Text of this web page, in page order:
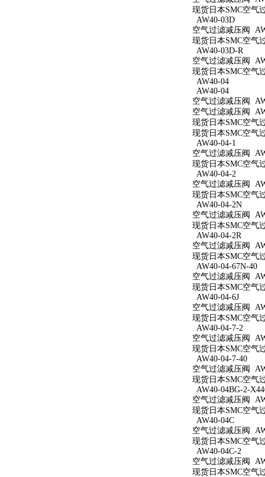
现货日本SMC空气
AW40-03D
空气过滤减压阀
现货日本SMC空气
AW40-03D-R
空气过滤减压阀
现货日本SMC空气
AW40-04
AW40-04
空气过滤减压阀
空气过滤减压阀
现货日本SMC空气
现货日本SMC空气
AW40-04-1
空气过滤减压阀
现货日本SMC空气
AW40-04-2
空气过滤减压阀
现货日本SMC空气
AW40-04-2N
空气过滤减压阀
现货日本SMC空气
AW40-04-2R
空气过滤减压阀
现货日本SMC空气
AW40-04-67N-40
空气过滤减压阀
现货日本SMC空气
AW40-04-6J
空气过滤减压阀
现货日本SMC空气
AW40-04-7-2
空气过滤减压阀
现货日本SMC空气
AW40-04-7-40
空气过滤减压阀
现货日本SMC空气
AW40-04BG-2-
空气过滤减压阀
现货日本SMC空气
AW40-04C
空气过滤减压阀
现货日本SMC空气
AW40-04C-2
空气过滤减压阀
现货日本SMC空气